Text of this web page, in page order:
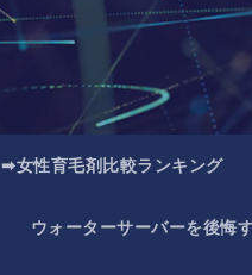
➡女性育毛剤比較ランキング
ウォーターサーバーを後悔